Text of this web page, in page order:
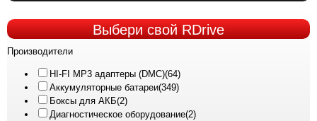
Выберисвой RDrive
Производители
HI-FI MP3 адаптеры (DMC)(64)
Аккумуляторные батареи(349)
Боксы для АКБ(2)
Диагностическое оборудование(2)